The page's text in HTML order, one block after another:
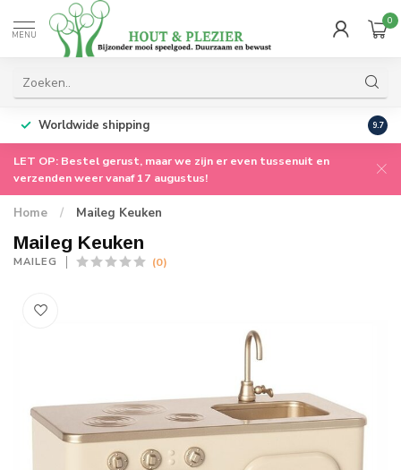
MENU
0
Worldwide shipping 9.7
LET OP: Bestel gerust, maar we zijn er even tussenuit en
verzenden weer vanaf 17 augustus!
Home / Maileg Keuken
Maileg Keuken
MAILEG (0)